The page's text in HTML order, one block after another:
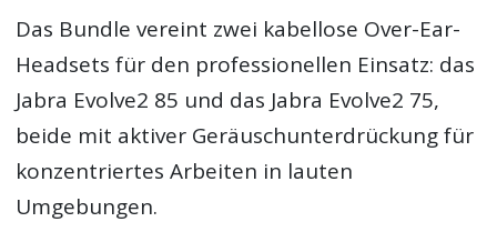
Das Bundle vereint zwei kabellose Over-Ear-
Headsets für den professionellen Einsatz: das
Jabra Evolve2 85 und das Jabra Evolve2 75,
beide mit aktiver Geräuschunterdrückung für
konzentriertes Arbeiten in lauten
Umgebungen.